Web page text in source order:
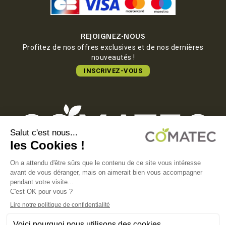
REJOIGNEZ-NOUS
Profitez de nos offres exclusives et de nos dernières
nouveautés !
INSCRIVEZ-VOUS
COMATEC PACKAGING
Boulevard François-Xavier Fafeur
11000 Carcassonne, FRANCE